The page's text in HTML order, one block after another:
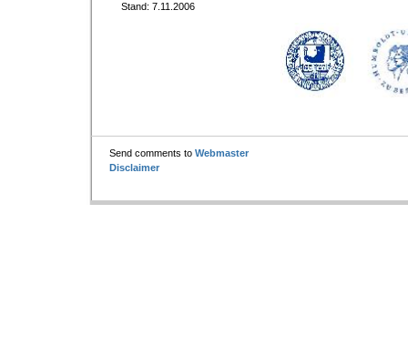
Stand: 7.11.2006
Send comments to Webmaster
Disclaimer